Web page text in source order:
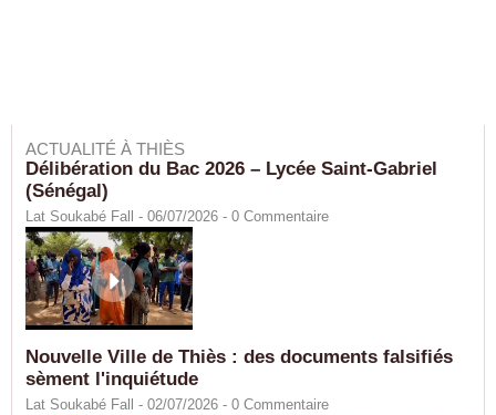
ACTUALITÉ À THIÈS
Délibération du Bac 2026 – Lycée Saint-Gabriel
(Sénégal)
Lat Soukabé Fall - 06/07/2026 - 0 Commentaire
Nouvelle Ville de Thiès : des documents falsifiés
sèment l'inquiétude
Lat Soukabé Fall - 02/07/2026 - 0 Commentaire